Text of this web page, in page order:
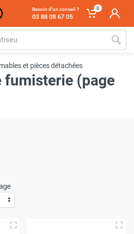
Besoin d'un conseil ?
03 88 08 67 05
0
et pièces détachées
fumisterie (page